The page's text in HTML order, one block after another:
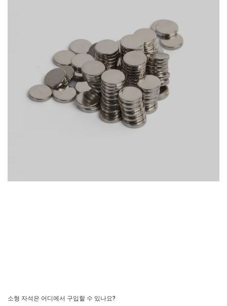
소형 자석은 어디에서 구입할 수 있나요?